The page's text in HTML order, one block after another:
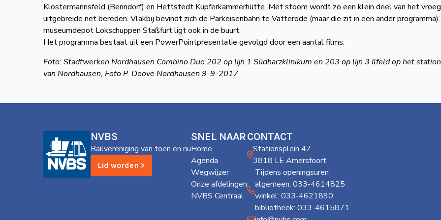
Klostermannsfeld (Benndorf) en Hettstedt Kupferkammerhütte. Met stoom wordt zo een klein deel van het
uitgebreide net bereden. Vlakbij bevindt zich de Parkeisenbahn te Vatterode (maar die zit in een ander
museumdepot Lokschuppen Staßfurt ligt ook in de buurt.
Het programma bestaat uit een PowerPointpresentatie gevolgd door een aantal films.
Foto: Stadtwerken Nordhausen Combino Duo 202 op lijn 1 Südharzklinikum en 203 op lijn 3 Ilfeld op het
van Nordhausen, Foto P. Doove Nordhausen 9-9-2017
NVBS
Railvereniging van toen en nu
Lid worden >
SNEL NAAR
Home
Agenda
Wegwijzer
Onze afdelingen
NVBS Centraal
CONTACT
Stationsplein 47
3818 LE Amersfoort
Tijdens openingsuren
algemeen: 033-4614825
winkel: 033-4621890
bibliotheek: 033-4615871